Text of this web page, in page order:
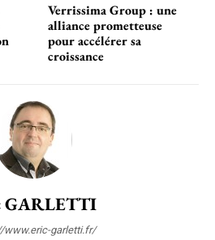
Verrissima Group : une
alliance prometteuse
pour accélérer sa
croissance
GARLETTI
www.eric-garletti.fr/